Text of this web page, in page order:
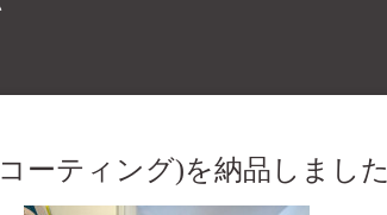
ーティング)を納品しました